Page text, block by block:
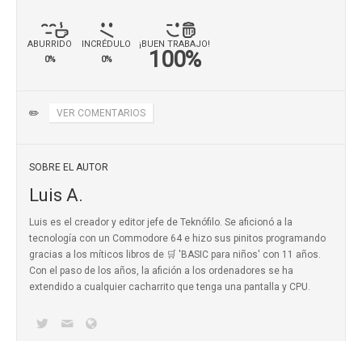
ABURRIDO
0%
INCRÉDULO
0%
¡BUEN TRABAJO!
100%
✏️ VER COMENTARIOS
SOBRE EL AUTOR
Luis A.
Luis es el creador y editor jefe de Teknófilo. Se aficionó a la
tecnología con un Commodore 64 e hizo sus pinitos programando
gracias a los míticos libros de 🛒 'BASIC para niños' con 11 años.
Con el paso de los años, la afición a los ordenadores se ha
extendido a cualquier cacharrito que tenga una pantalla y CPU.